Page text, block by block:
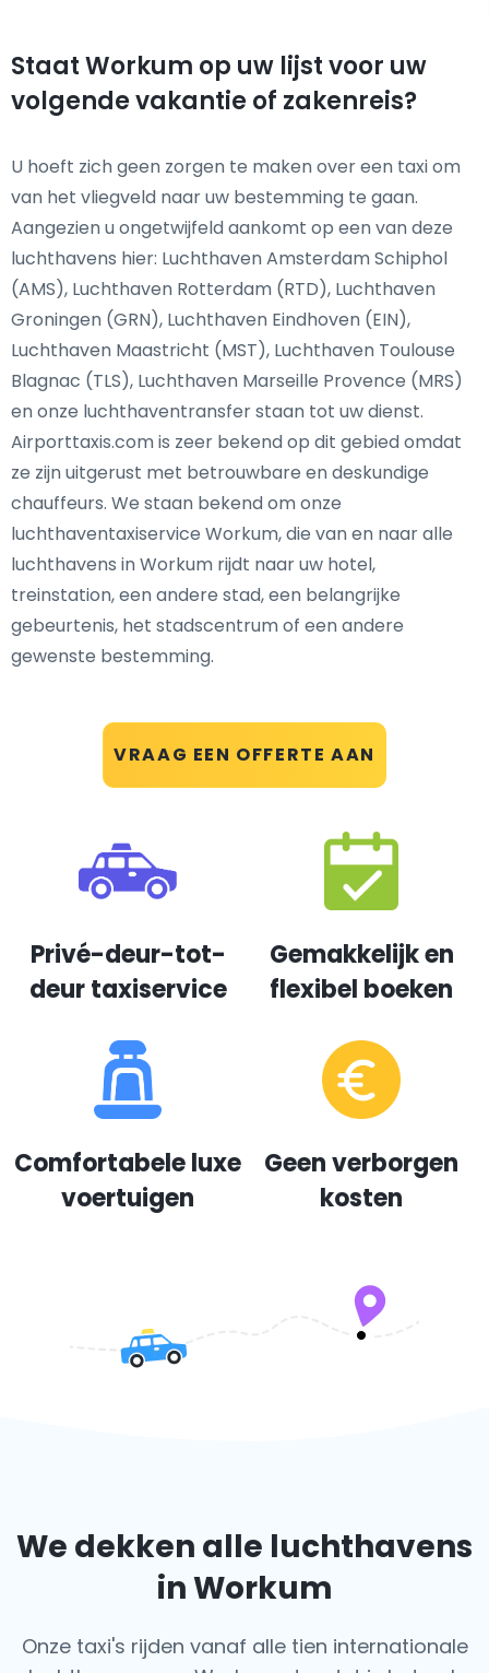
VRAAG EEN OFFERTE AAN
Staat Workum op uw lijst voor uw
volgende vakantie of zakenreis?
U hoeft zich geen zorgen te maken over een taxi om
van het vliegveld naar uw bestemming te gaan.
Aangezien u ongetwijfeld aankomt op een van deze
luchthavens hier: Luchthaven Amsterdam Schiphol
(AMS), Luchthaven Rotterdam (RTD), Luchthaven
Groningen (GRN), Luchthaven Eindhoven (EIN),
Luchthaven Maastricht (MST), Luchthaven Toulouse
Blagnac (TLS), Luchthaven Marseille Provence (MRS)
en onze luchthaventransfer staan tot uw dienst.
Airporttaxis.com is zeer bekend op dit gebied omdat
ze zijn uitgerust met betrouwbare en deskundige
chauffeurs. We staan bekend om onze
luchthaventaxiservice Workum, die van en naar alle
luchthavens in Workum rijdt naar uw hotel,
treinstation, een andere stad, een belangrijke
gebeurtenis, het stadscentrum of een andere
gewenste bestemming.
Privé-deur-tot-
deur taxiservice
Gemakkelijk en
flexibel boeken
Comfortabele luxe
voertuigen
Geen verborgen
kosten
We dekken alle luchthavens
in Workum
Onze taxi's rijden vanaf alle tien internationale